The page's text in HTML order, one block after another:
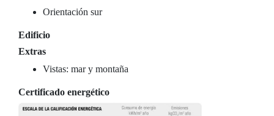
Orientación sur
Edificio
Extras
Vistas: mar y montaña
Certificado energético